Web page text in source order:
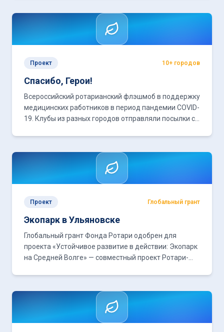
Проект 10+ городов
Спасибо, Герои!
Всероссийский ротарианский флэшмоб в поддержку
медицинских работников в период пандемии COVID-
19. Клубы из разных городов отправляли посылки с
Проект Глобальный грант
Экопарк в Ульяновске
Глобальный грант Фонда Ротари одобрен для
проекта «Устойчивое развитие в действии: Экопарк
на Средней Волге» — совместный проект Ротари-